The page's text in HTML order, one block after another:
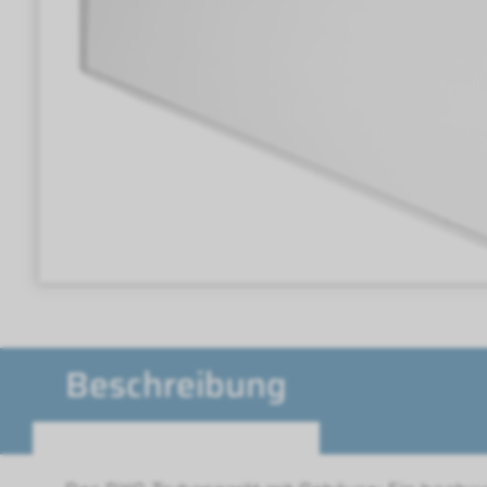
Beschreibung